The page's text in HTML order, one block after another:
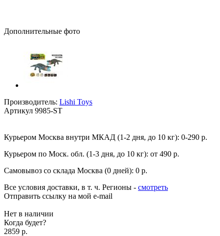
Дополнительные фото
Производитель: Lishi Toys
Артикул 9985-ST
Курьером Москва внутри МКАД (1-2 дня, до 10 кг): 0-290 р.
Курьером по Моск. обл. (1-3 дня, до 10 кг): от 490 р.
Самовывоз со склада Москва (0 дней): 0 р.
Все условия доставки, в т. ч. Регионы - смотреть
Отправить ссылку на мой e-mail
Нет в наличии
Когда будет?
2859 р.